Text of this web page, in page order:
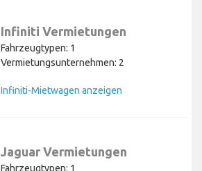
Infiniti Vermietungen
Fahrzeugtypen: 1
Vermietungsunternehmen: 2
Infiniti-Mietwagen anzeigen
Jaguar Vermietungen
Fahrzeugtypen: 1